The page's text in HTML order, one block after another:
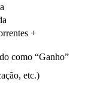
+
como “Ganho”
etc.)